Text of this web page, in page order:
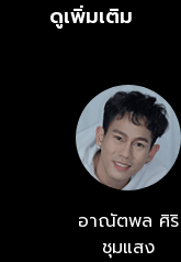
ดูเพิ่มเติม
อาณัตพล ศิริ
ชุมแสง